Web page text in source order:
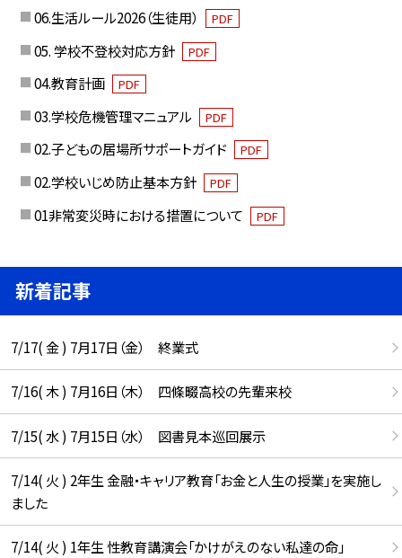
06.生活ルール2026（生徒用） PDF
05. 学校不登校対応方針 PDF
04.教育計画 PDF
03.学校危機管理マニュアル PDF
02.子どもの居場所サポートガイド PDF
02.学校いじめ防止基本方針 PDF
01非常変災時における措置について PDF
新着記事
7/17( 金 ) 7月17日（金） 終業式
7/16( 木 ) 7月16日（木） 四條畷高校の先輩来校
7/15( 水 ) 7月15日（水） 図書見本巡回展示
7/14( 火 ) 2年生 金融・キャリア教育「お金と人生の授業」を実施し
ました
7/14( 火 ) 1年生 性教育講演会「かけがえのない私達の命」